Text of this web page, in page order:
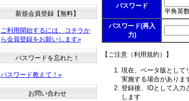
パスワード
半角英
パスワード(再入
力)
【ご注意（利用規約）】
現在、ベータ版として
実施する場合がありま
登録後、IDとして入力
します
新規会員登録【無料】
ご利用開始するには、コチラか
ら会員登録をお願いします»
パスワードを忘れた！
パスワード教えて！»
お問い合わせ